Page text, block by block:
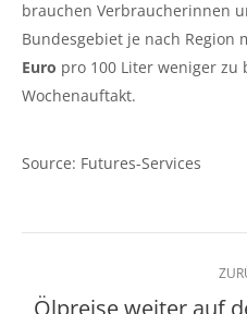
brauchen Verbraucherinnen
Bundesgebiet je nach Region
Euro pro 100 Liter weniger zu
Wochenauftakt.
Source: Futures-Services
Ölpreise weiter auf